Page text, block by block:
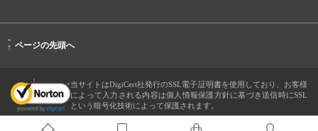
-
↑ ページの先頭へ
当サイトはDigiCert社発行のSSL電子証明書を使用しており、お客様
によって入力される内容は個人情報保護方針に基づき送信時にSSL
という暗号化技術によって保護されます。